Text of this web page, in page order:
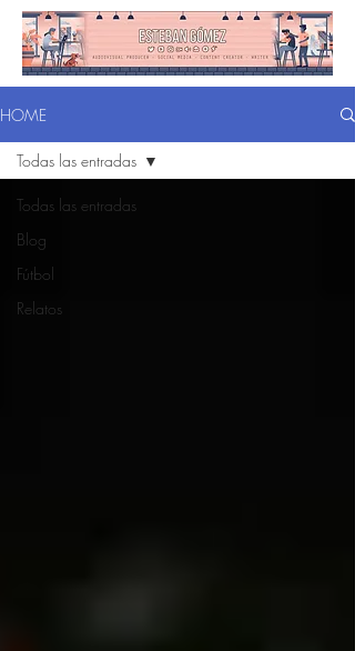
HOME
Todas las entradas
Blog
Fútbol
Relatos
Todas las entradas